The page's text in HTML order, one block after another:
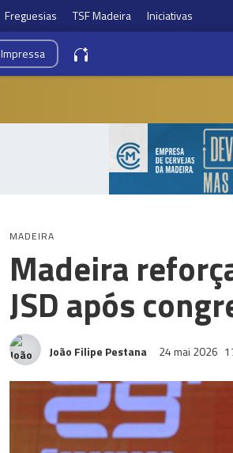
Freguesias TSF Madeira Iniciativas
Impressa
MADEIRA
Madeira
JSD após
João Filipe Pestana 24 mai 2026